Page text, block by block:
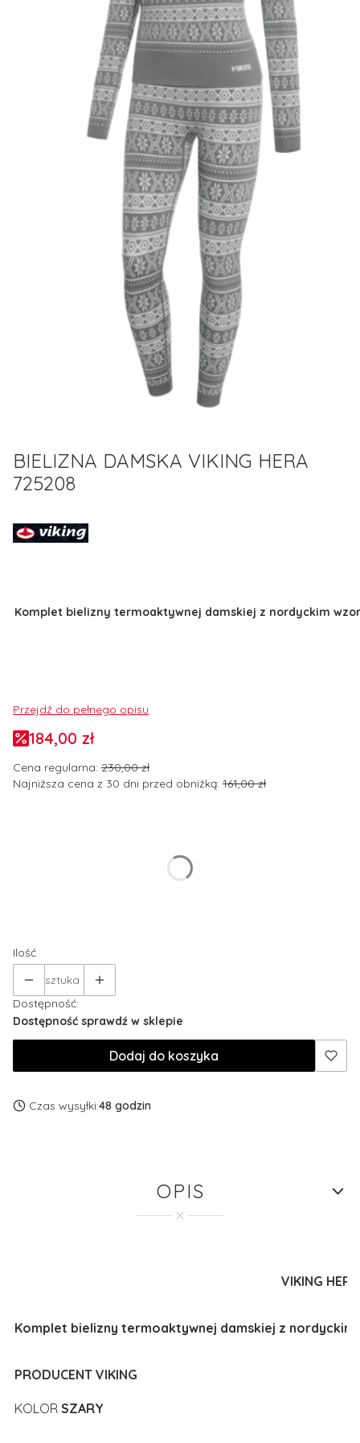
BIELIZNA DAMSKA VIKING HERA
725208
Komplet bielizny termoaktywnej damskiej z nordyckim
Przejdź do pełnego opisu
184,00 zł
Cena regularna: 230,00 zł
Najniższa cena z 30 dni przed obniżką: 161,00 zł
Ilość
sztuka
Dostępność:
Dostępność sprawdź w sklepie
Dodaj do koszyka
Czas wysyłki:48 godzin
OPIS
VIKING HERA
Komplet bielizny termoaktywnej damskiej z nordyckim
PRODUCENT VIKING
KOLOR SZARY